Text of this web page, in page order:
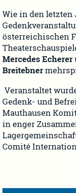
Wie in den letzten
österreichischen
MercedesEcherer
Breitebner
Veranstaltet
Gedenk- und
Mauthausen
in enger
Comité